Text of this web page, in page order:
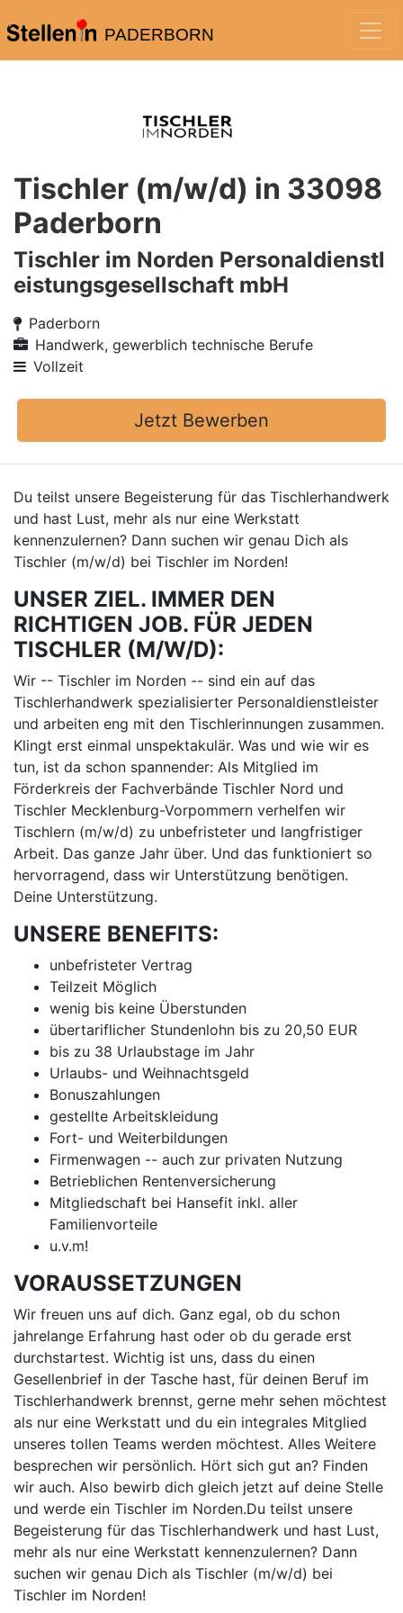
PADERBORN
Tischler (m/w/d) in 33098
Paderborn
Tischler im Norden Personaldienstl
eistungsgesellschaft mbH
Paderborn
Handwerk, gewerblich technische Berufe
Vollzeit
Jetzt Bewerben
Du teilst unsere Begeisterung für das Tischlerhandwerk
und hast Lust, mehr als nur eine Werkstatt
kennenzulernen? Dann suchen wir genau Dich als
Tischler (m/w/d) bei Tischler im Norden!
UNSER ZIEL. IMMER DEN
RICHTIGEN JOB. FÜR JEDEN
TISCHLER (M/W/D):
Wir -- Tischler im Norden -- sind ein auf das
Tischlerhandwerk spezialisierter Personaldienstleister
und arbeiten eng mit den Tischlerinnungen zusammen.
Klingt erst einmal unspektakulär. Was und wie wir es
tun, ist da schon spannender: Als Mitglied im
Förderkreis der Fachverbände Tischler Nord und
Tischler Mecklenburg-Vorpommern verhelfen wir
Tischlern (m/w/d) zu unbefristeter und langfristiger
Arbeit. Das ganze Jahr über. Und das funktioniert so
hervorragend, dass wir Unterstützung benötigen.
Deine Unterstützung.
UNSERE BENEFITS:
unbefristeter Vertrag
Teilzeit Möglich
wenig bis keine Überstunden
übertariflicher Stundenlohn bis zu 20,50 EUR
bis zu 38 Urlaubstage im Jahr
Urlaubs- und Weihnachtsgeld
Bonuszahlungen
gestellte Arbeitskleidung
Fort- und Weiterbildungen
Firmenwagen -- auch zur privaten Nutzung
Betrieblichen Rentenversicherung
Mitgliedschaft bei Hansefit inkl. aller
Familienvorteile
u.v.m!
VORAUSSETZUNGEN
Wir freuen uns auf dich. Ganz egal, ob du schon
jahrelange Erfahrung hast oder ob du gerade erst
durchstartest. Wichtig ist uns, dass du einen
Gesellenbrief in der Tasche hast, für deinen Beruf im
Tischlerhandwerk brennst, gerne mehr sehen möchtest
als nur eine Werkstatt und du ein integrales Mitglied
unseres tollen Teams werden möchtest. Alles Weitere
besprechen wir persönlich. Hört sich gut an? Finden
wir auch. Also bewirb dich gleich jetzt auf deine Stelle
und werde ein Tischler im Norden.Du teilst unsere
Begeisterung für das Tischlerhandwerk und hast Lust,
mehr als nur eine Werkstatt kennenzulernen? Dann
suchen wir genau Dich als Tischler (m/w/d) bei
Tischler im Norden!